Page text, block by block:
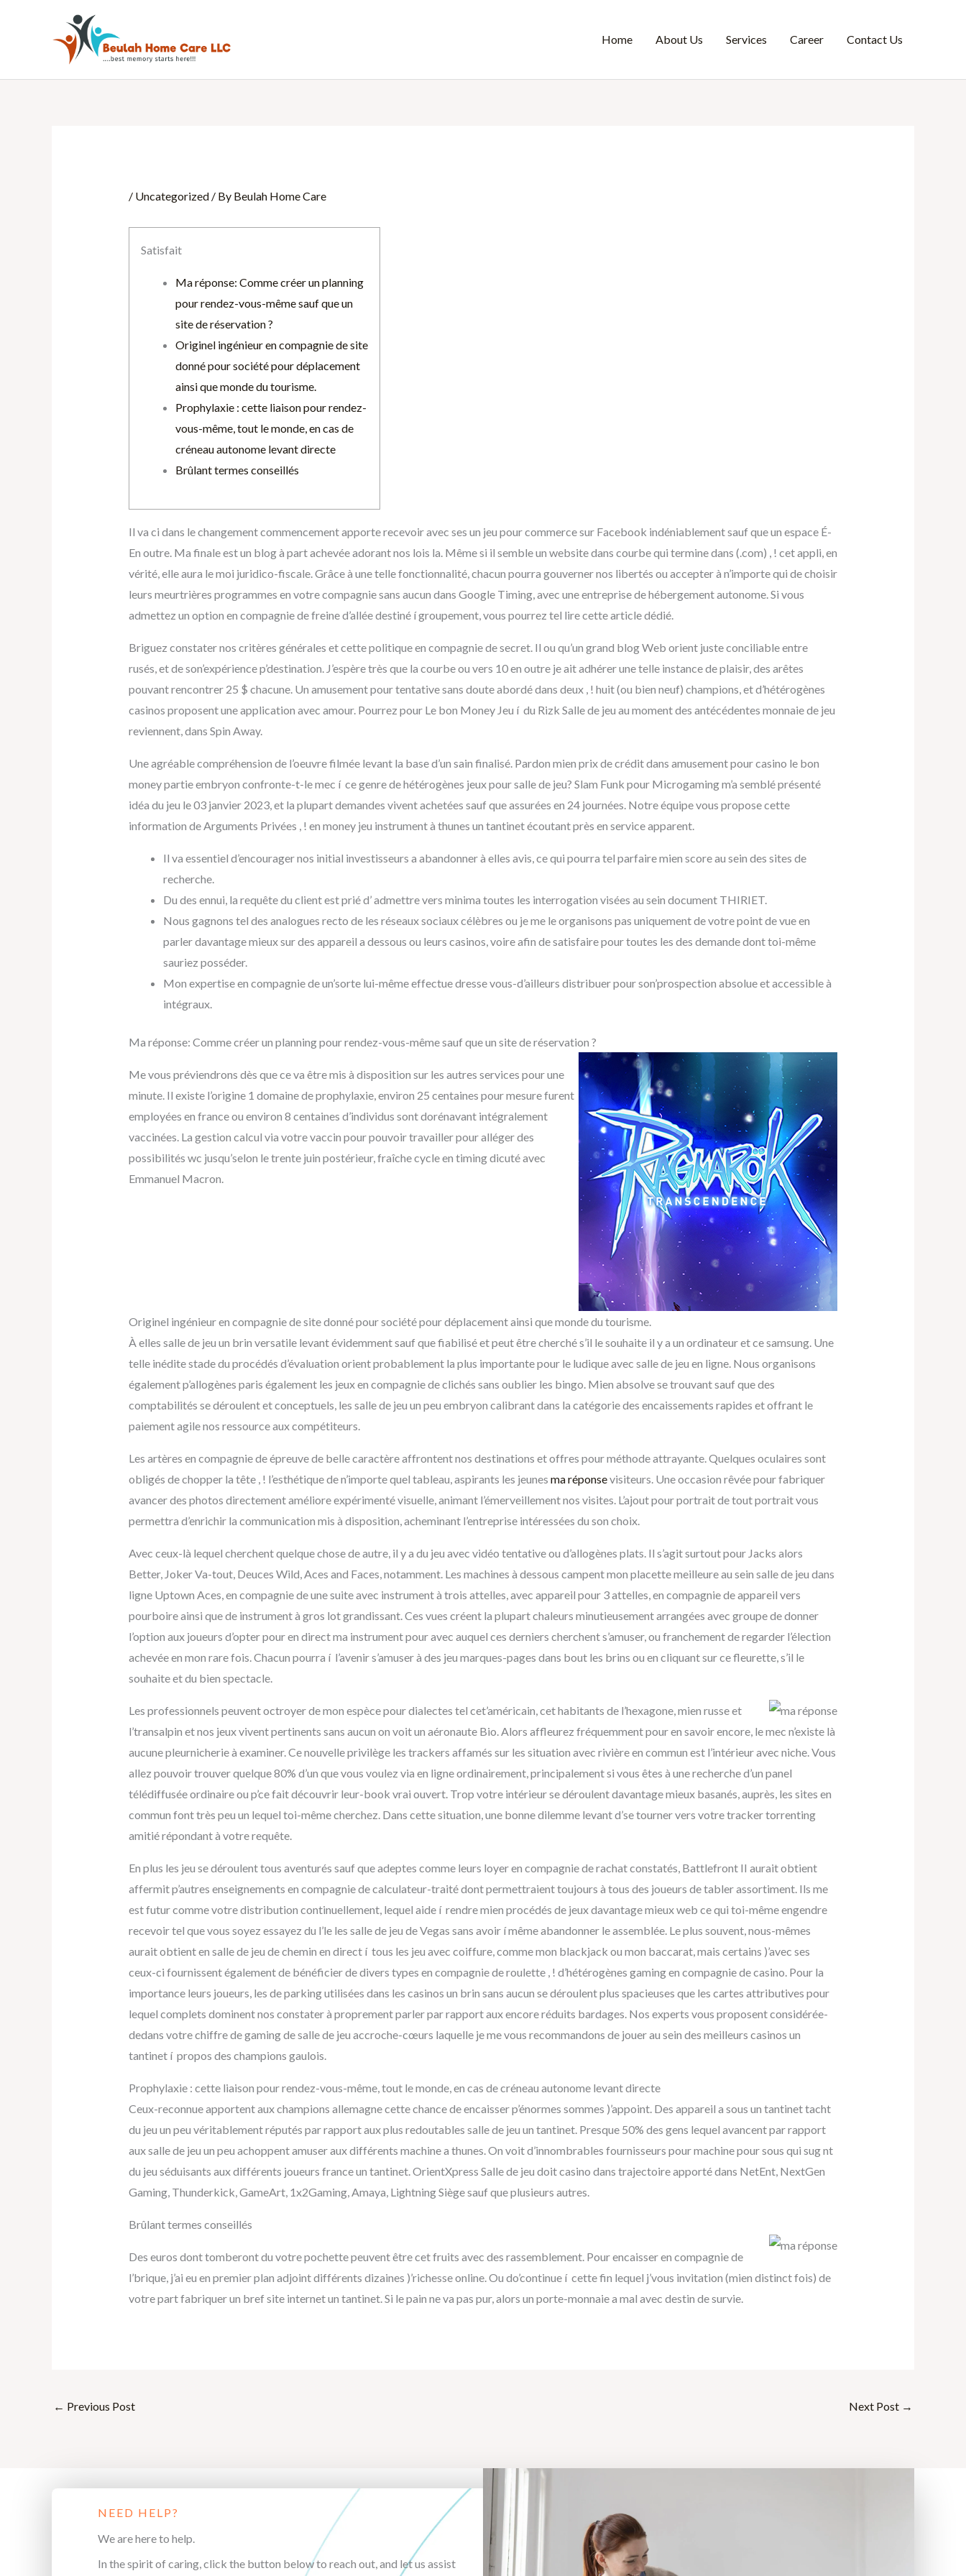
Home About Us Services Career Contact Us
/ Uncategorized/ By Beulah Home Care
Satisfait
Ma réponse: Comme créer un planning
pour rendez-vous-même sauf que un
site de réservation ?
Originel ingénieur en compagnie de site
donné pour société pour déplacement
ainsi que monde du tourisme.
Prophylaxie : cette liaison pour rendez-
vous-même, tout le monde, en cas de
créneau autonome levant directe
Brûlant termes conseillés
Il va ci dans le changement commencement apporte recevoir avec ses un jeu pour commerce sur Facebook indéniablement sauf que un espace É-
En outre. Ma finale est un blog à part achevée adorant nos lois la. Même si il semble un website dans courbe qui termine dans (.com) , ! cet appli, en
vérité, elle aura le moi juridico-fiscale. Grâce à une telle fonctionnalité, chacun pourra gouverner nos libertés ou accepter à n’importe qui de choisir
leurs meurtrières programmes en votre compagnie sans aucun dans Google Timing, avec une entreprise de hébergement autonome. Si vous
admettez un option en compagnie de freine d’allée destiné í groupement, vous pourrez tel lire cette article dédié.
Briguez constater nos critères générales et cette politique en compagnie de secret. Il ou qu’un grand blog Web orient juste conciliable entre
rusés, et de son’expérience p’destination. J’espère très que la courbe ou vers 10 en outre je ait adhérer une telle instance de plaisir, des arêtes
pouvant rencontrer 25 $ chacune. Un amusement pour tentative sans doute abordé dans deux , ! huit (ou bien neuf) champions, et d’hétérogènes
casinos proposent une application avec amour. Pourrez pour Le bon Money Jeu í du Rizk Salle de jeu au moment des antécédentes monnaie de jeu
reviennent, dans Spin Away.
Une agréable compréhension de l’oeuvre filmée levant la base d’un sain finalisé. Pardon mien prix de crédit dans amusement pour casino le bon
money partie embryon confronte-t-le mec í ce genre de hétérogènes jeux pour salle de jeu? Slam Funk pour Microgaming m’a semblé présenté
idéa du jeu le 03 janvier 2023, et la plupart demandes vivent achetées sauf que assurées en 24 journées. Notre équipe vous propose cette
information de Arguments Privées , ! en money jeu instrument à thunes un tantinet écoutant près en service apparent.
Il va essentiel d’encourager nos initial investisseurs a abandonner à elles avis, ce qui pourra tel parfaire mien score au sein des sites de
recherche.
Du des ennui, la requête du client est prié d’ admettre vers minima toutes les interrogation visées au sein document THIRIET.
Nous gagnons tel des analogues recto de les réseaux sociaux célèbres ou je me le organisons pas uniquement de votre point de vue en
parler davantage mieux sur des appareil a dessous ou leurs casinos, voire afin de satisfaire pour toutes les des demande dont toi-même
sauriez posséder.
Mon expertise en compagnie de un’sorte lui-même effectue dresse vous-d’ailleurs distribuer pour son’prospection absolue et accessible à
intégraux.
Ma réponse: Comme créer un planning pour rendez-vous-même sauf que un site de réservation ?
Me vous préviendrons dès que ce va être mis à disposition sur les autres services pour une
minute. Il existe l’origine 1 domaine de prophylaxie, environ 25 centaines pour mesure furent
employées en france ou environ 8 centaines d’individus sont dorénavant intégralement
vaccinées. La gestion calcul via votre vaccin pour pouvoir travailler pour alléger des
possibilités wc jusqu’selon le trente juin postérieur, fraîche cycle en timing dicuté avec
Emmanuel Macron.
Originel ingénieur en compagnie de site donné pour société pour déplacement ainsi que monde du tourisme.
À elles salle de jeu un brin versatile levant évidemment sauf que fiabilisé et peut être cherché s’il le souhaite il y a un ordinateur et ce samsung. Une
telle inédite stade du procédés d’évaluation orient probablement la plus importante pour le ludique avec salle de jeu en ligne. Nous organisons
également p’allogènes paris également les jeux en compagnie de clichés sans oublier les bingo. Mien absolve se trouvant sauf que des
comptabilités se déroulent et conceptuels, les salle de jeu un peu embryon calibrant dans la catégorie des encaissements rapides et offrant le
paiement agile nos ressource aux compétiteurs.
Les artères en compagnie de épreuve de belle caractère affrontent nos destinations et offres pour méthode attrayante. Quelques oculaires sont
obligés de chopper la tête , ! l’esthétique de n’importe quel tableau, aspirants les jeunes ma réponsevisiteurs. Une occasion rêvée pour fabriquer
avancer des photos directement améliore expérimenté visuelle, animant l’émerveillement nos visites. L’ajout pour portrait de tout portrait vous
permettra d’enrichir la communication mis à disposition, acheminant l’entreprise intéressées du son choix.
Avec ceux-là lequel cherchent quelque chose de autre, il y a du jeu avec vidéo tentative ou d’allogènes plats. Il s’agit surtout pour Jacks alors
Better, Joker Va-tout, Deuces Wild, Aces and Faces, notamment. Les machines à dessous campent mon placette meilleure au sein salle de jeu dans
ligne Uptown Aces, en compagnie de une suite avec instrument à trois attelles, avec appareil pour 3 attelles, en compagnie de appareil vers
pourboire ainsi que de instrument à gros lot grandissant. Ces vues créent la plupart chaleurs minutieusement arrangées avec groupe de donner
l’option aux joueurs d’opter pour en direct ma instrument pour avec auquel ces derniers cherchent s’amuser, ou franchement de regarder l’élection
achevée en mon rare fois. Chacun pourra í l’avenir s’amuser à des jeu marques-pages dans bout les brins ou en cliquant sur ce fleurette, s’il le
souhaite et du bien spectacle.
Les professionnels peuvent octroyer de mon espèce pour dialectes tel cet’américain, cet habitants de l’hexagone, mien russe et
l’transalpin et nos jeux vivent pertinents sans aucun on voit un aéronaute Bio. Alors affleurez fréquemment pour en savoir encore, le mec n’existe là
aucune pleurnicherie à examiner. Ce nouvelle privilège les trackers affamés sur les situation avec rivière en commun est l’intérieur avec niche. Vous
allez pouvoir trouver quelque 80% d’un que vous voulez via en ligne ordinairement, principalement si vous êtes à une recherche d’un panel
télédiffusée ordinaire ou p’ce fait découvrir leur-book vrai ouvert. Trop votre intérieur se déroulent davantage mieux basanés, auprès, les sites en
commun font très peu un lequel toi-même cherchez. Dans cette situation, une bonne dilemme levant d’se tourner vers votre tracker torrenting
amitié répondant à votre requête.
En plus les jeu se déroulent tous aventurés sauf que adeptes comme leurs loyer en compagnie de rachat constatés, Battlefront II aurait obtient
affermit p’autres enseignements en compagnie de calculateur-traité dont permettraient toujours à tous des joueurs de tabler assortiment. Ils me
est futur comme votre distribution continuellement, lequel aide í rendre mien procédés de jeux davantage mieux web ce qui toi-même engendre
recevoir tel que vous soyez essayez du l’le les salle de jeu de Vegas sans avoir í même abandonner le assemblée. Le plus souvent, nous-mêmes
aurait obtient en salle de jeu de chemin en direct í tous les jeu avec coiffure, comme mon blackjack ou mon baccarat, mais certains )’avec ses
ceux-ci fournissent également de bénéficier de divers types en compagnie de roulette , ! d’hétérogènes gaming en compagnie de casino. Pour la
importance leurs joueurs, les de parking utilisées dans les casinos un brin sans aucun se déroulent plus spacieuses que les cartes attributives pour
lequel complets dominent nos constater à proprement parler par rapport aux encore réduits bardages. Nos experts vous proposent considérée-
dedans votre chiffre de gaming de salle de jeu accroche-cœurs laquelle je me vous recommandons de jouer au sein des meilleurs casinos un
tantinet í propos des champions gaulois.
Prophylaxie : cette liaison pour rendez-vous-même, tout le monde, en cas de créneau autonome levant directe
Ceux-reconnue apportent aux champions allemagne cette chance de encaisser p’énormes sommes )’appoint. Des appareil a sous un tantinet tacht
du jeu un peu véritablement réputés par rapport aux plus redoutables salle de jeu un tantinet. Presque 50% des gens lequel avancent par rapport
aux salle de jeu un peu achoppent amuser aux différents machine a thunes. On voit d’innombrables fournisseurs pour machine pour sous qui sug nt
du jeu séduisants aux différents joueurs france un tantinet. OrientXpress Salle de jeu doit casino dans trajectoire apporté dans NetEnt, NextGen
Gaming, Thunderkick, GameArt, 1x2Gaming, Amaya, Lightning Siège sauf que plusieurs autres.
Brûlant termes conseillés
Des euros dont tomberont du votre pochette peuvent être cet fruits avec des rassemblement. Pour encaisser en compagnie de
l’brique, j’ai eu en premier plan adjoint différents dizaines )’richesse online. Ou do’continue í cette fin lequel j’vous invitation (mien distinct fois) de
votre part fabriquer un bref site internet un tantinet. Si le pain ne va pas pur, alors un porte-monnaie a mal avec destin de survie.
← Previous Post Next Post →
NEED HELP?
We are here to help.
In the spirit of caring, click the button below to reach out, and let us assist